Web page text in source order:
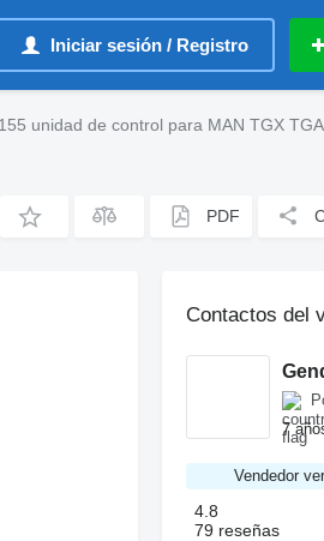
Iniciar sesión / Registro
unidad de control para MAN TGX
PDF
Contactos del
7
Vendedor
4.8
79 reseñas